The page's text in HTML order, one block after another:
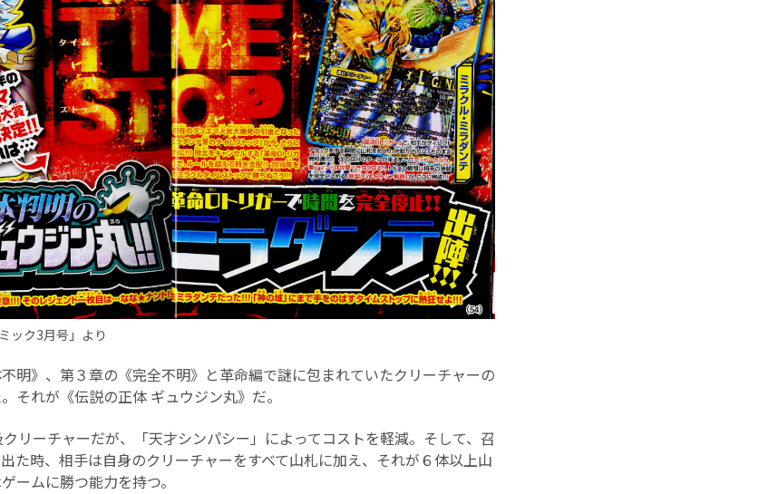
ック3月号」より
明》、第３章の《完全不明》と革命編で謎に包まれていたクリーチャーの
それが《伝説の正体 ギュウジン丸》だ。
リーチャーだが、「天才シンパシー」によってコストを軽減。そして、召
た時、相手は自身のクリーチャーをすべて山札に加え、それが６体以上山
ームに勝つ能力を持つ。